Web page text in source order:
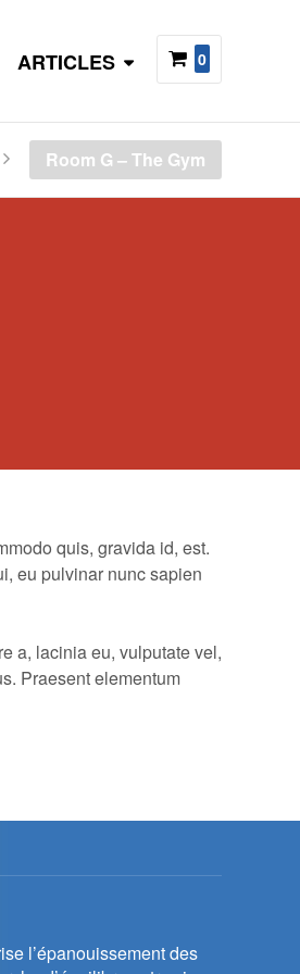
ARTICLES 0
Room G – The Gym
quis, gravida id, est.
eu pulvinar nunc sapien
a, lacinia eu, vulputate vel,
Praesent elementum
l’épanouissement des